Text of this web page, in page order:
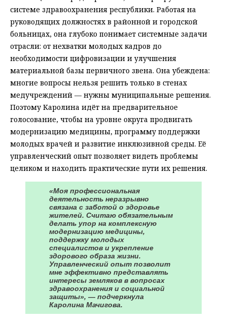
системе здравоохранения республики. Работая на
руководящих должностях в районной и городской
больницах, она глубоко понимает системные задачи
отрасли: от нехватки молодых кадров до
необходимости цифровизации и улучшения
материальной базы первичного звена. Она убеждена:
многие вопросы нельзя решить только в стенах
медучреждений — нужны муниципальные решения.
Поэтому Каролина идёт на предварительное
голосование, чтобы на уровне округа продвигать
модернизацию медицины, программу поддержки
молодых врачей и развитие инклюзивной среды. Её
управленческий опыт позволяет видеть проблемы
целиком и находить практические пути их решения.
«Моя профессиональная
деятельность неразрывно
связана с заботой о здоровье
жителей. Считаю обязательным
делать упор на комплексную
модернизацию медицины,
поддержку молодых
специалистов и укрепление
здорового образа жизни.
Управленческий опыт позволит
мне эффективно представлять
интересы земляков в вопросах
здравоохранения и социальной
защиты», — подчеркнула
Каролина Мачигова.